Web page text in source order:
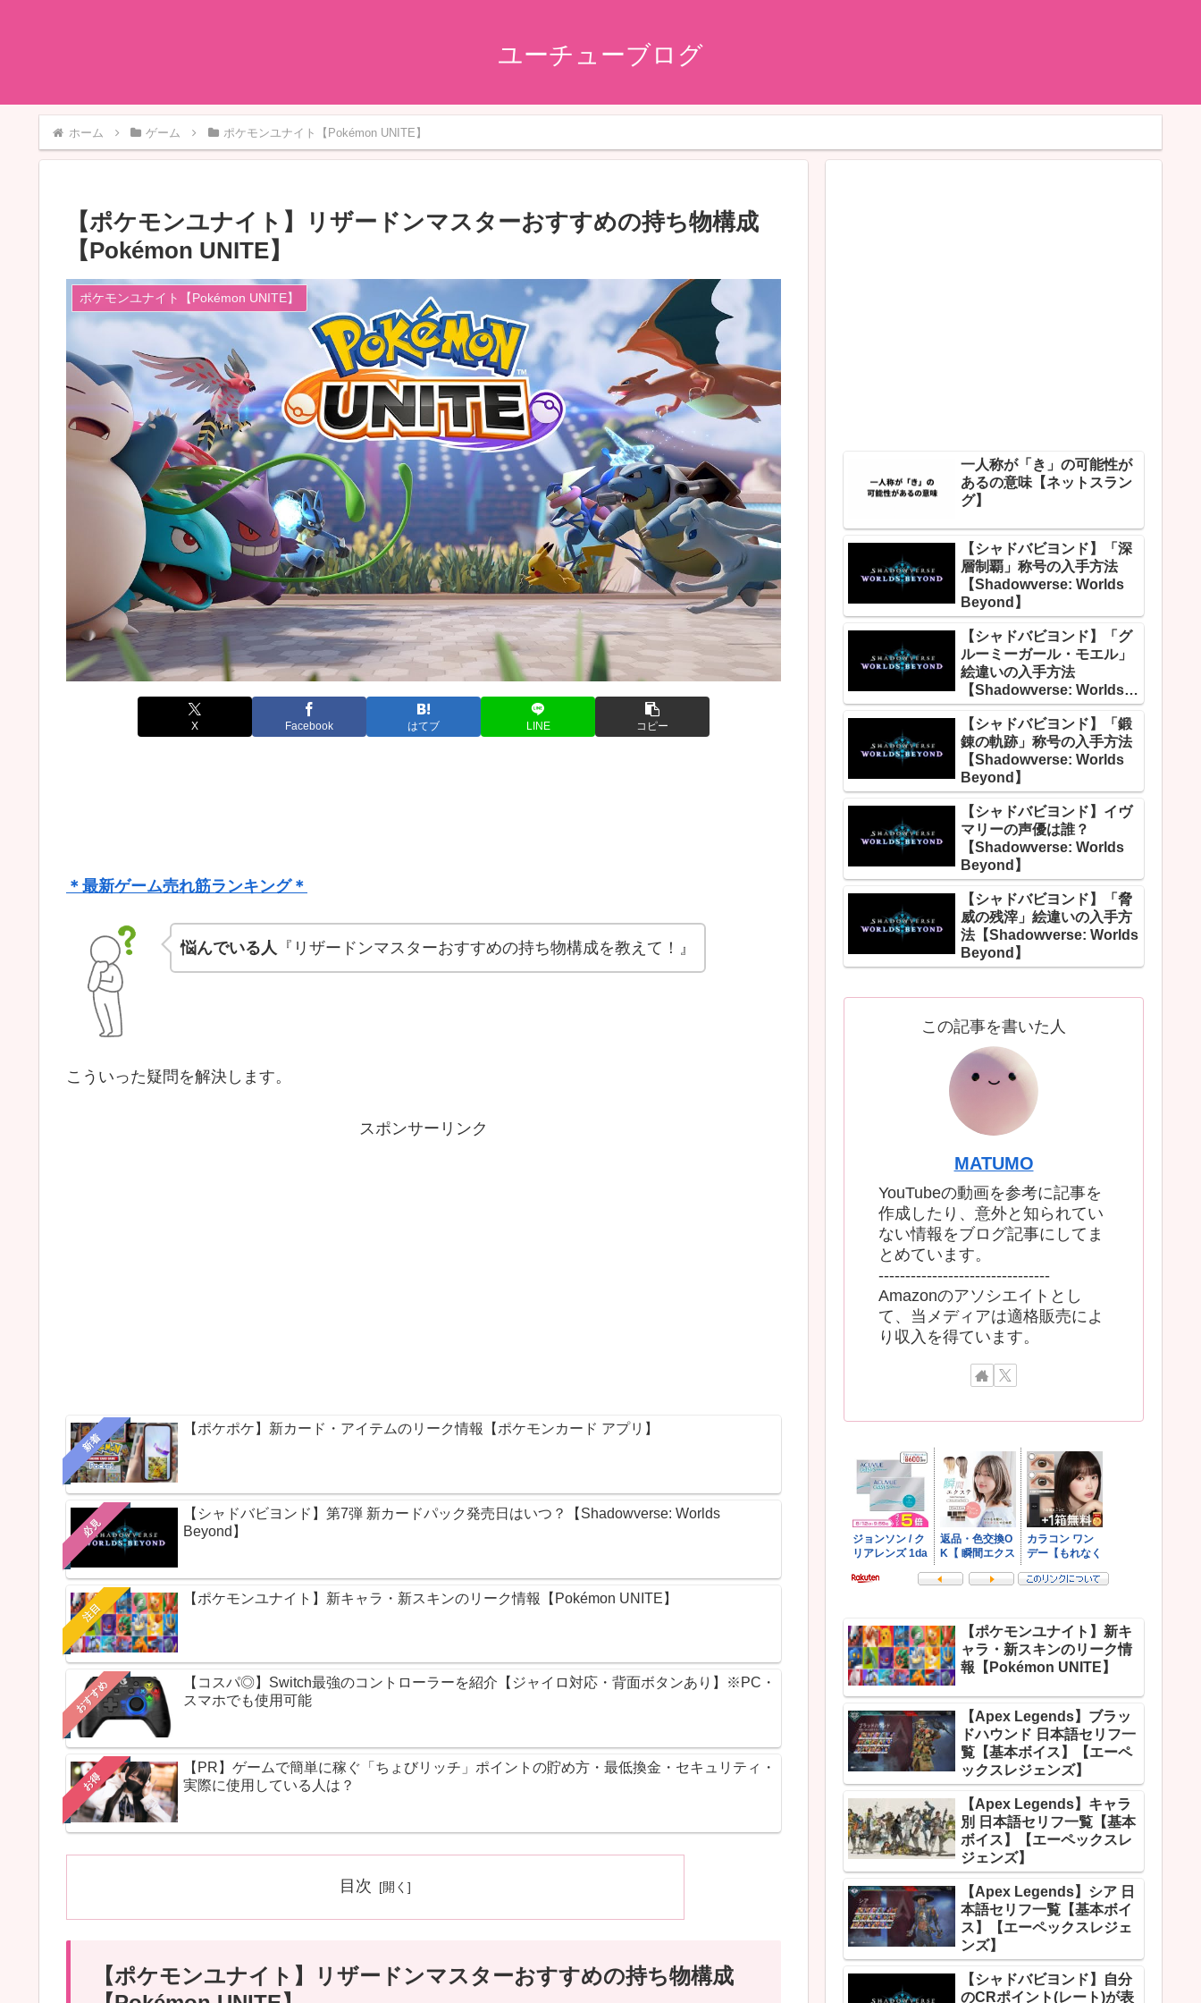
ユーチューブログ
ホーム ゲーム ポケモンユナイト【Pokémon UNITE】
【ポケモンユナイト】リザードンマスターおすすめの持ち物構成
【Pokémon UNITE】
ポケモンユナイト【Pokémon UNITE】
X Facebook はてブ LINE コピー
＊最新ゲーム売れ筋ランキング＊
悩んでいる人 『リザードンマスターおすすめの持ち物構成を教えて！』
こういった疑問を解決します。
スポンサーリンク
新着
【ポケポケ】新カード・アイテムのリーク情報【ポケモンカード アプリ】
必見
【シャドバビヨンド】第7弾 新カードパック発売日はいつ？【Shadowverse: Worlds
Beyond】
注目
【ポケモンユナイト】新キャラ・新スキンのリーク情報【Pokémon UNITE】
おすすめ
【コスパ◎】Switch最強のコントローラーを紹介【ジャイロ対応・背面ボタンあり】※PC・
スマホでも使用可能
お得
【PR】ゲームで簡単に稼ぐ「ちょびリッチ」ポイントの貯め方・最低換金・セキュリティ・
実際に使用している人は？
目次
【ポケモンユナイト】リザードンマスターおすすめの持ち物構成
一人称が「き」の可能性が
あるの意味【ネットスラン
グ】
【シャドバビヨンド】「深
層制覇」称号の入手方法
【Shadowverse: Worlds
Beyond】
【シャドバビヨンド】「グ
ルーミーガール・モエル」
絵違いの入手方法
【Shadowverse: Worlds
Beyond】
【シャドバビヨンド】「鍛
錬の軌跡」称号の入手方法
【Shadowverse: Worlds
Beyond】
【シャドバビヨンド】イヴ
マリーの声優は誰？
【Shadowverse: Worlds
Beyond】
【シャドバビヨンド】「脅
威の残滓」絵違いの入手方
法【Shadowverse: Worlds
Beyond】
この記事を書いた人
MATUMO
YouTubeの動画を参考に記事を
作成したり、意外と知られてい
ない情報をブログ記事にしてま
とめています。
--------------------------------
Amazonのアソシエイトとし
て、当メディアは適格販売によ
り収入を得ています。
【ポケモンユナイト】新キ
ャラ・新スキンのリーク情
報【Pokémon UNITE】
【Apex Legends】ブラッ
ドハウンド 日本語セリフ一
覧【基本ボイス】【エーペ
ックスレジェンズ】
【Apex Legends】キャラ
別 日本語セリフ一覧【基本
ボイス】【エーペックスレ
ジェンズ】
【Apex Legends】シア 日
本語セリフ一覧【基本ボイ
ス】【エーペックスレジェ
ンズ】
【シャドバビヨンド】自分
のCRポイント(レート)が表